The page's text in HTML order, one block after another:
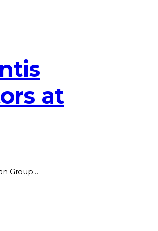
at
Group…